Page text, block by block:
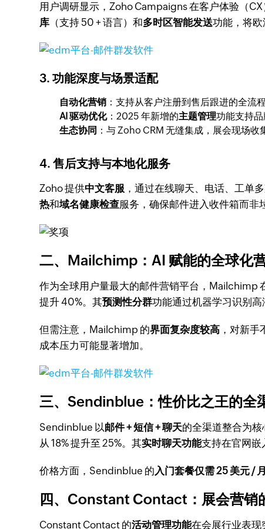
用户调研显示，Zoho Campaigns 在客户体验（
库 （支持 50 + 语言）和多时区智能发送功能，将欧
3. 功能深度与场景适配
自动化营销 ：支持从客户注册到售后跟进的全流
AI 驱动优化：2025 年新增的主题管理功能支持
生态协同 ：与 Zoho CRM 无缝集成，展会现场
4. 售后支持与本地化服务
Zoho 提供中文客服 ，通过在线聊天、电话、工单
热和域名健康检查服务，确保邮件进入收件箱而非
二、Mailchimp：AI 赋能的全球化
作为全球用户量最大的邮件营销平台，Mailchimp
提升 40%。其预测性分群功能通过机器学习识别
但需注意，Mailchimp 的界面复杂度较高 ，对新
成本压力可能显著增加。
三、Sendinblue：性价比之王的全
Sendinblue 以邮件 + 短信 + 聊天的全渠道整合为
从 18% 提升至 25%。其实时聊天功能支持在官网嵌
价格方面，Sendinblue 的入门套餐仅需 25 美元 / 月
四、Constant Contact：展会营销
Constant Contact 的活动管理功能在会展行业表